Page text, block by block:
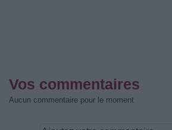
Vos commentaires
Aucun commentaire pour le moment